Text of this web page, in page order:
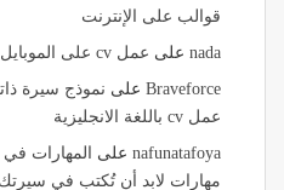
قوالب على الإنترنت
nada على عمل cv على الموبايل : تطبيق خرافي ومجاني
Braveforce على نموذج سيرة
عمل cv باللغة الانجليزية
nafunatafoya على
المهارات في
مهارات لابد أن تُكتب في سيرتك